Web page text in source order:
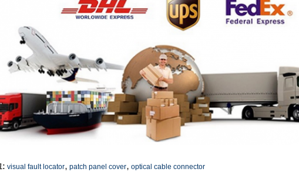
: visual fault locator, patch panel cover, optical cable connector